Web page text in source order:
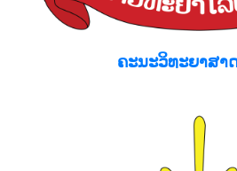
ຄະນະວິທະຍາສາ